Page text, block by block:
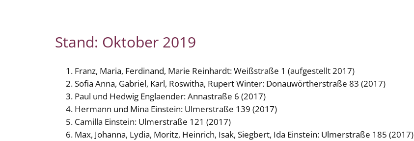
Stand: Oktober 2019
Franz, Maria, Ferdinand, Marie Reinhardt: Weißstraße 1 (aufgestellt 2017)
Sofia Anna, Gabriel, Karl, Roswitha, Rupert Winter: Donauwörtherstraße 83 (2017)
Paul und Hedwig Englaender: Annastraße 6 (2017)
Hermann und Mina Einstein: Ulmerstraße 139 (2017)
Camilla Einstein: Ulmerstraße 121 (2017)
Max, Johanna, Lydia, Moritz, Heinrich, Isak, Siegbert, Ida Einstein: Ulmerstraße 185 (2017)